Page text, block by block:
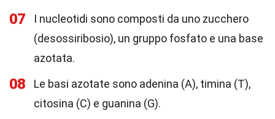
07
I nucleotidi sono composti da uno zucchero
(desossiribosio), un gruppo fosfato e una base
azotata.
08
Le basi azotate sono adenina (A), timina (T),
citosina (C) e guanina (G).